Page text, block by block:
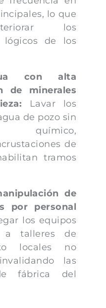
lo que
los
lógicos de los
con alta
de minerales
Lavar los
de pozo sin
químico,
de
tramos
de
por personal
los equipos
a talleres de
locales no
las
fábrica del